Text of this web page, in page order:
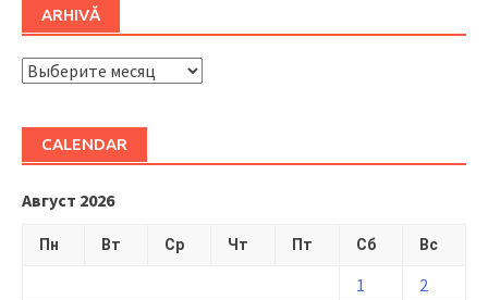
ARHIVĂ
ARHIVĂ
CALENDAR
Август 2026
Пн Вт Ср Чт Пт Сб Вс
1
2